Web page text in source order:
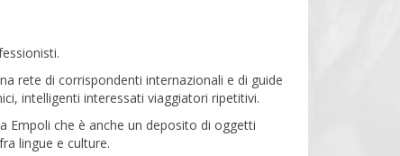
rete di corrispondenti internazionali e di guide
intelligenti interessati viaggiatori ripetitivi.
Empoli che è anche un deposito di oggetti
lingue e culture.